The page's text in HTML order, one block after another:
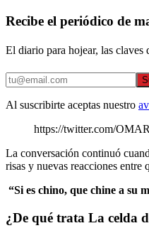
Recibe el periódico de
El diario para hojear, las
Al suscribirte aceptas nuestro
https://twitter.com/
La conversación continuó
risas y nuevas reacciones entre
“Si es chino, que chine a su
¿De qué trata La celda